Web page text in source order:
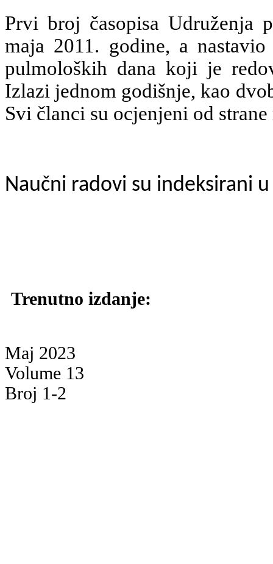
Prvi broj časopisa Udruženja
maja 2011. godine, a
pulmoloških dana koji je
Izlazi jednom godišnje, kao
Svi članci su ocjenjeni od
Naučni radovi su indeksirani
Trenutno izdanje:
Maj 2023
Volume 13
Broj 1-2